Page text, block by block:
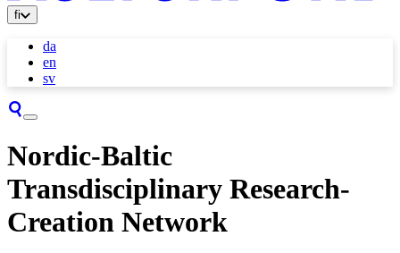
fi
da
en
sv
Nordic-Baltic
Transdisciplinary Research-
Creation Network